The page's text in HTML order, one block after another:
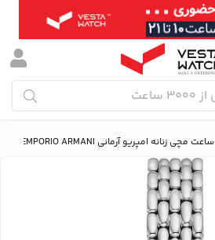
ساعت مچی زنانه امپریو آرمانی EMPORIO ARMANI مدل AR11461